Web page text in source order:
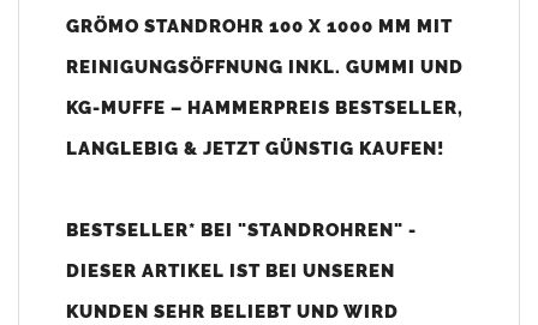
ORIGINAL GRÖMO REGENSTANDROHR AUS STAHL,
RUND, FEUERVERZINKT, MIT REINIGUNGSÖFFNUNG
GRÖMO Standrohr ist eine robuste und langlebige Lösung
Wartung und Kontrolle. Das feuerverzinkteStahlrohr
hohen Schutz vor Witterungseinflüssen und Korrosion.
GRÖMO STANDROHR 100 X 1000 MM MIT
REINIGUNGSÖFFNUNG INKL. GUMMI UND
KG-MUFFE – HAMMERPREIS BESTSELLER,
LANGLEBIG & JETZT GÜNSTIG KAUFEN!
BESTSELLER* BEI "STANDROHREN" -
DIESER ARTIKEL IST BEI UNSEREN
KUNDEN SEHR BELIEBT UND WIRD